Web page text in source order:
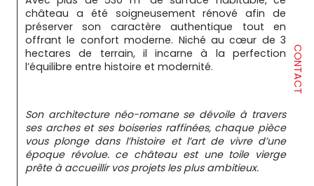
CONTACT
château a été soigneusement rénové afin de
préserver son caractère authentique tout en
offrant le confort moderne. Niché au cœur de 3
hectares de terrain, il incarne à la perfection
l’équilibre entre histoire et modernité.
Son architecture néo-romane se dévoile à travers
ses arches et ses boiseries raffinées, chaque pièce
vous plonge dans l’histoire et l’art de vivre d’une
époque révolue. ce château est une toile vierge
prête à accueillir vos projets les plus ambitieux.